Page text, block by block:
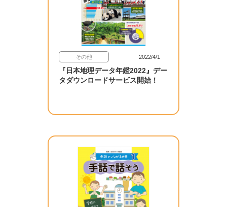
その他 2022/4/1
『日本地理データ年鑑2022』デー
タダウンロードサービス開始！